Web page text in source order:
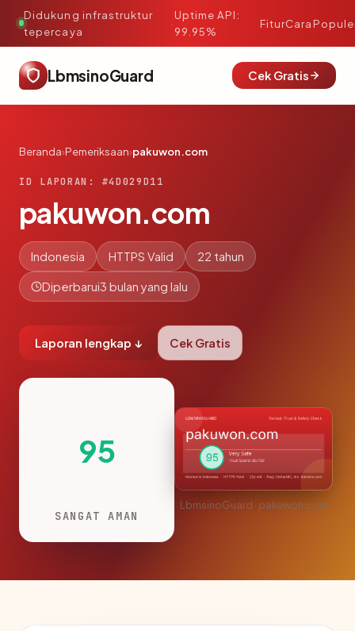
Didukung infrastruktur
tepercaya
·
Uptime API:
99.95%
FiturCara
LbmsinoGuard Cek Gratis
Beranda›Pemeriksaan›pakuwon.com
ID LAPORAN: #4D029D11
pakuwon.com
Indonesia HTTPS Valid 22 tahun
Diperbarui3 bulan yang lalu
Laporan lengkap ↓ Cek Gratis
95
SANGAT AMAN
LbmsinoGuard · pakuwon.com